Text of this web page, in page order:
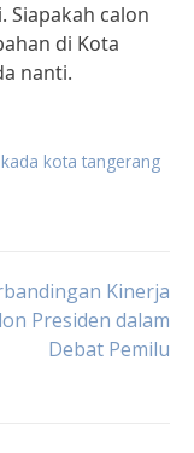
Siapakah calon
di Kota
nanti.
kota tangerang
Kinerja
Presiden dalam
Debat Pemilu